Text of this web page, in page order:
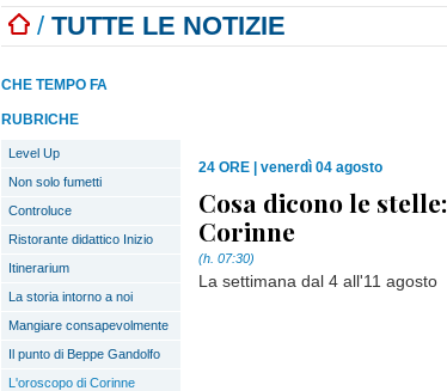
/ TUTTE LE NOTIZIE
CHE TEMPO FA
RUBRICHE
Level Up
Non solo fumetti
Controluce
Ristorante didattico Inizio
Itinerarium
La storia intorno a noi
Mangiare consapevolmente
Il punto di Beppe Gandolfo
L'oroscopo di Corinne
24 ORE venerdì 04 agosto
Cosa dicono le
Corinne
(h. 07:30)
La settimana dal 4 all'11 agosto